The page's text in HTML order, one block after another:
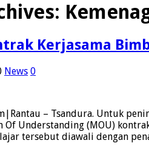
Kerjasama
News 0
– Tsandura. Untuk
Of Understanding (MOU)
tersebut diawali dengan